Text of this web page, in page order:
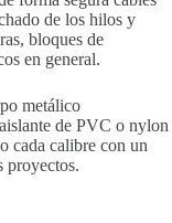
de los hilos y
bloques de
en general.
metálico
de PVC o nylon
cada calibre con un
proyectos.